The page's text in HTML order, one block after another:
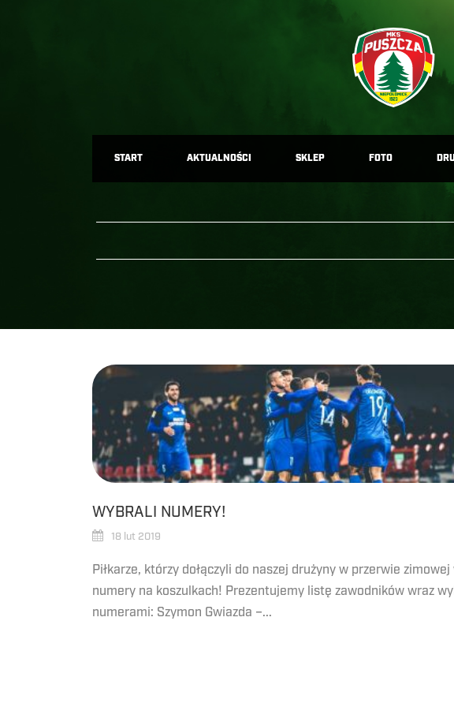
START AKTUALNOŚCI SKLEP FOTO
WYBRALI NUMERY!
18 lut 2019
Piłkarze, którzy dołączyli do naszej drużyny w przerwie
numery na koszulkach! Prezentujemy listę zawodników wraz
numerami: Szymon Gwiazda –...